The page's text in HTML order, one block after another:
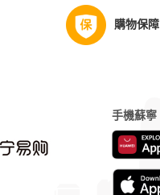
購物保障
手機蘇寧